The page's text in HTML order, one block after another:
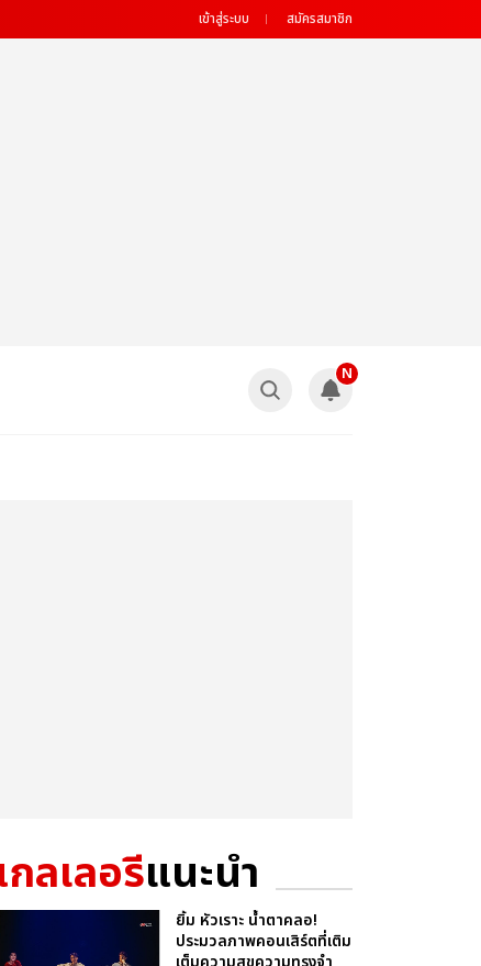
เข้าสู่ระบบ สมัครสมาชิก
N
ลเลอรีแนะนำ
ยิ้ม หัวเราะ น้ำตาคลอ!
ประมวลภาพคอนเสิร์ตที่เติม